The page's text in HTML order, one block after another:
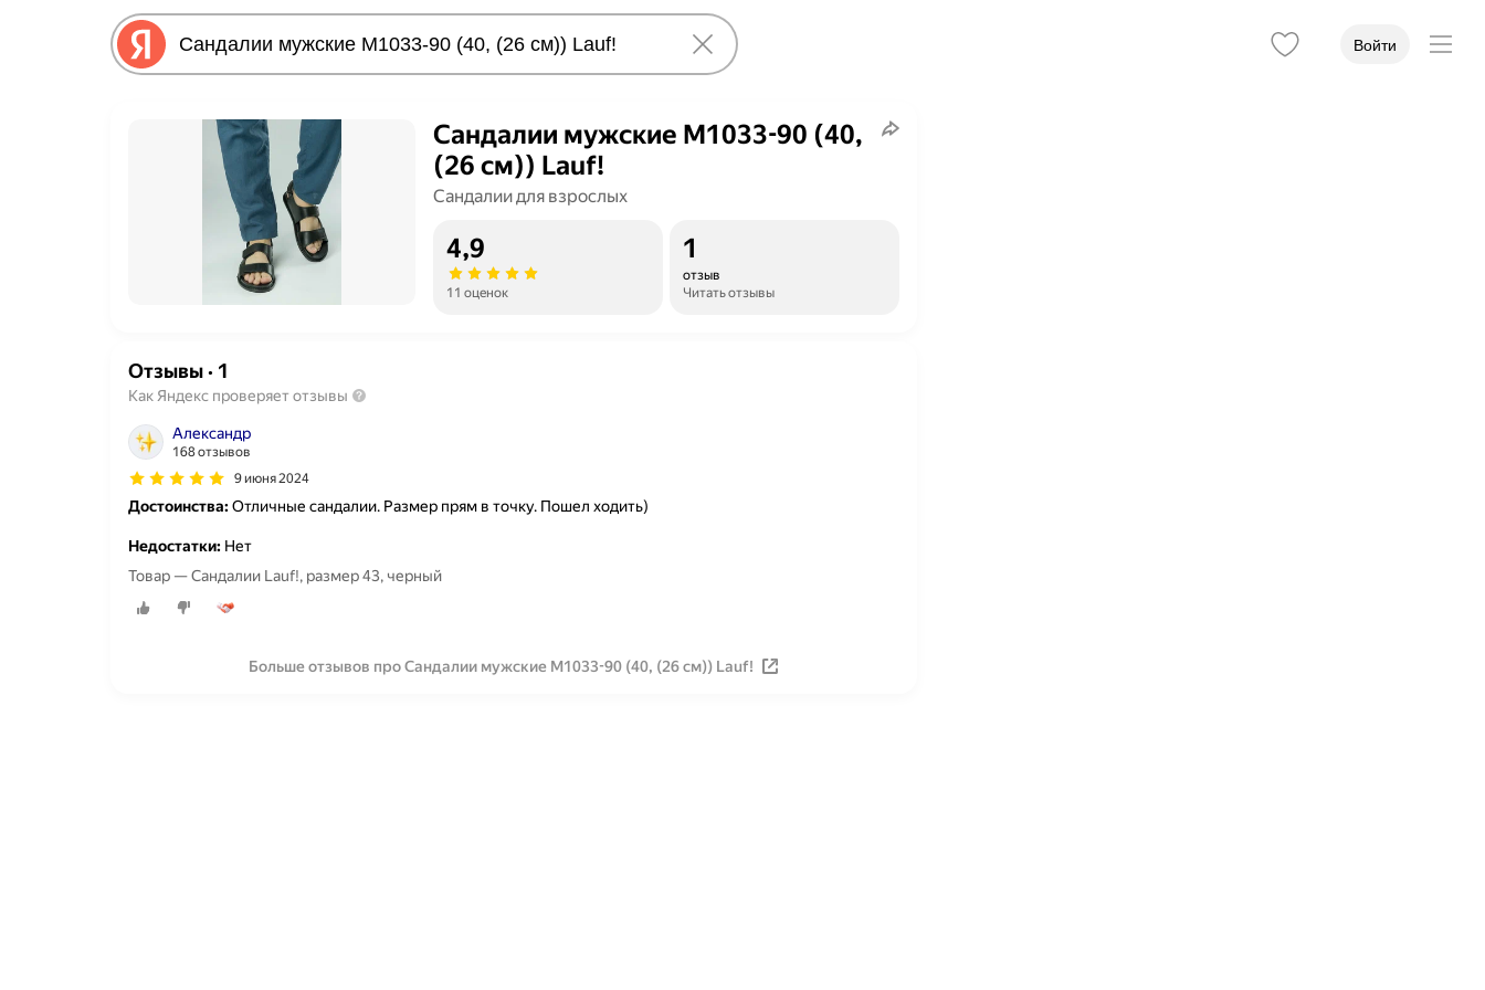
Войти
Сандалии мужские М1033-90 (40,
(26 см)) Lauf!
Сандалии для взрослых
4,9
11 оценок
1
отзыв
Читать отзывы
Отзывы· 1
Как Яндекс проверяет отзывы
Александр
168 отзывов
9 июня 2024
Достоинства:Отличные сандалии. Размер прям в точку. Пошел ходить)
Недостатки: Нет
Товар — Сандалии Lauf!, размер 43, черный
Больше отзывов про Сандалии мужские М1033-90 (40, (26 см)) Lauf!